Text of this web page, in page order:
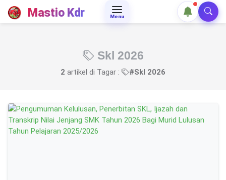
Mastio Kdr Menu
Skl 2026
2 artikel di Tagar : #Skl 2026